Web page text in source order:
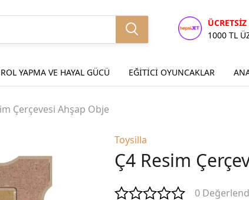
1000 TL
ROL YAPMA VE HAYAL GÜCÜ EĞİTİCİ OYUNCAKLAR
Çerçevesi Ahşap Obje
Toysilla
Ç4 Resim
0